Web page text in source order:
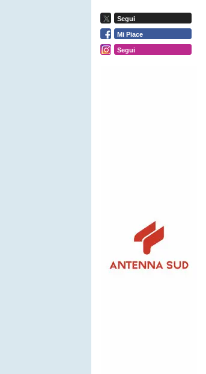
Segui
Mi Piace
Segui